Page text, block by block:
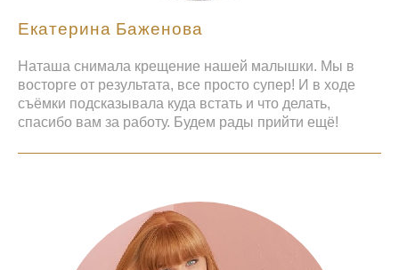
Екатерина Баженова
Наташа снимала крещение нашей малышки. Мы в
восторге от результата, все просто супер! И в ходе
съёмки подсказывала куда встать и что делать,
спасибо вам за работу. Будем рады прийти ещё!